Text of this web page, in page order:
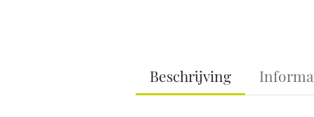
Beschrijving